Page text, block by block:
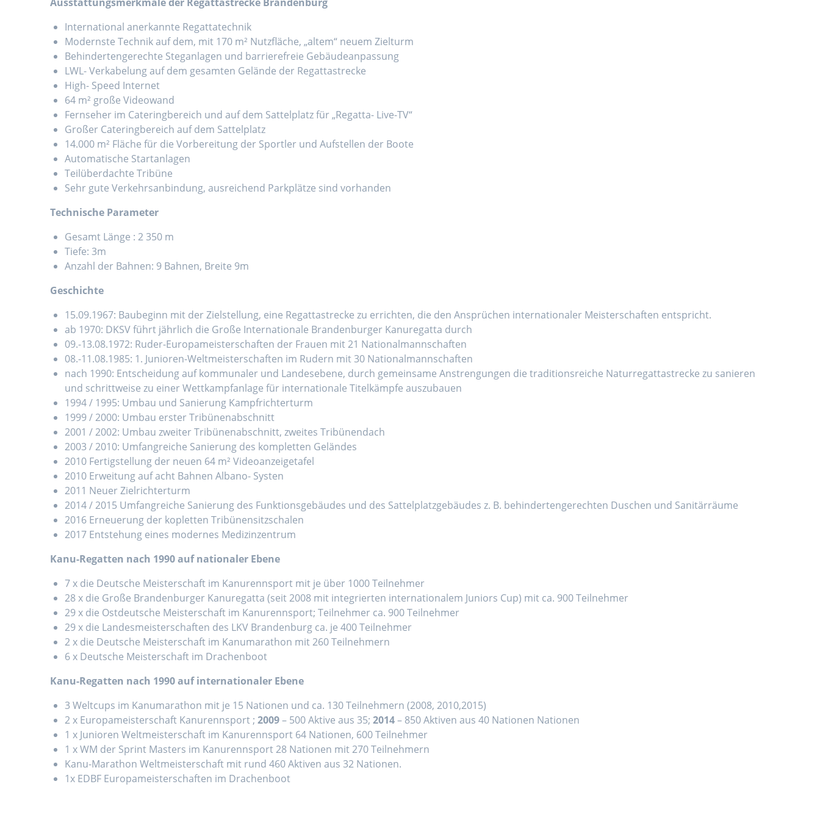
International anerkannte Regattatechnik
Modernste Technik auf dem, mit 170 m² Nutzfläche, „altem“ neuem Zielturm
Behindertengerechte Steganlagen und barrierefreie Gebäudeanpassung
LWL- Verkabelung auf dem gesamten Gelände der Regattastrecke
High- Speed Internet
64 m² große Videowand
Fernseher im Cateringbereich und auf dem Sattelplatz für „Regatta- Live-TV“
Großer Cateringbereich auf dem Sattelplatz
14.000 m² Fläche für die Vorbereitung der Sportler und Aufstellen der Boote
Automatische Startanlagen
Teilüberdachte Tribüne
Sehr gute Verkehrsanbindung, ausreichend Parkplätze sind vorhanden
Technische Parameter
Gesamt Länge : 2 350 m
Tiefe: 3m
Anzahl der Bahnen: 9 Bahnen, Breite 9m
Geschichte
15.09.1967: Baubeginn mit der Zielstellung, eine Regattastrecke zu errichten, die den Ansprüchen internationaler Meisterschaften entspricht.
ab 1970: DKSV führt jährlich die Große Internationale Brandenburger Kanuregatta durch
09.-13.08.1972: Ruder-Europameisterschaften der Frauen mit 21 Nationalmannschaften
08.-11.08.1985: 1. Junioren-Weltmeisterschaften im Rudern mit 30 Nationalmannschaften
nach 1990: Entscheidung auf kommunaler und Landesebene, durch gemeinsame Anstrengungen die traditionsreiche Naturregattastrecke zu sanieren
und schrittweise zu einer Wettkampfanlage für internationale Titelkämpfe auszubauen
1994 / 1995: Umbau und Sanierung Kampfrichterturm
1999 / 2000: Umbau erster Tribünenabschnitt
2001 / 2002: Umbau zweiter Tribünenabschnitt, zweites Tribünendach
2003 / 2010: Umfangreiche Sanierung des kompletten Geländes
2010 Fertigstellung der neuen 64 m² Videoanzeigetafel
2010 Erweitung auf acht Bahnen Albano- Systen
2011 Neuer Zielrichterturm
2014 / 2015 Umfangreiche Sanierung des Funktionsgebäudes und des Sattelplatzgebäudes z. B. behindertengerechten Duschen und Sanitärräume
2016 Erneuerung der kopletten Tribünensitzschalen
2017 Entstehung eines modernes Medizinzentrum
Kanu-Regatten nach 1990 auf nationaler Ebene
7 x die Deutsche Meisterschaft im Kanurennsport mit je über 1000 Teilnehmer
28 x die Große Brandenburger Kanuregatta (seit 2008 mit integrierten internationalem Juniors Cup) mit ca. 900 Teilnehmer
29 x die Ostdeutsche Meisterschaft im Kanurennsport; Teilnehmer ca. 900 Teilnehmer
29 x die Landesmeisterschaften des LKV Brandenburg ca. je 400 Teilnehmer
2 x die Deutsche Meisterschaft im Kanumarathon mit 260 Teilnehmern
6 x Deutsche Meisterschaft im Drachenboot
Kanu-Regatten nach 1990 auf internationaler Ebene
3 Weltcups im Kanumarathon mit je 15 Nationen und ca. 130 Teilnehmern (2008, 2010,2015)
2 x Europameisterschaft Kanurennsport ;2009– 500 Aktive aus 35;2014– 850 Aktiven aus 40 Nationen Nationen
1 x Junioren Weltmeisterschaft im Kanurennsport 64 Nationen, 600 Teilnehmer
1 x WM der Sprint Masters im Kanurennsport 28 Nationen mit 270 Teilnehmern
Kanu-Marathon Weltmeisterschaft mit rund 460 Aktiven aus 32 Nationen.
1x EDBF Europameisterschaften im Drachenboot